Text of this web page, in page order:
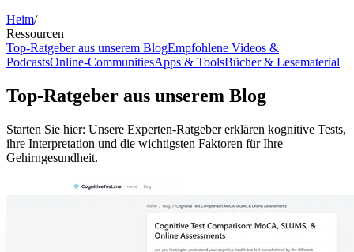
Heim/
Ressourcen
Top-Ratgeber aus unserem BlogEmpfohlene Videos &
PodcastsOnline-CommunitiesApps & ToolsBücher & Lesematerial
Top-Ratgeber aus unserem Blog
Starten Sie hier: Unsere Experten-Ratgeber erklären kognitive Tests,
ihre Interpretation und die wichtigsten Faktoren für Ihre
Gehirngesundheit.